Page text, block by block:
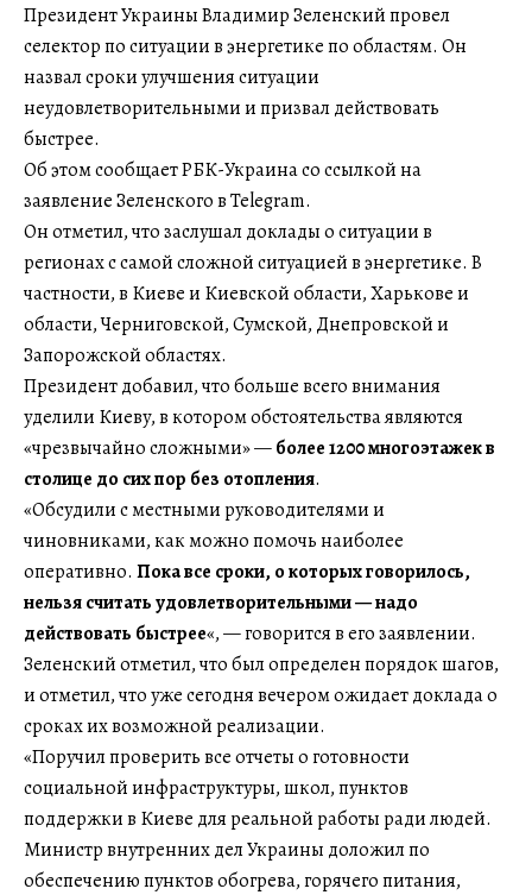
Президент Украины Владимир Зеленский провел
селектор по ситуации в энергетике по областям. Он
назвал сроки улучшения ситуации
неудовлетворительными и призвал действовать
быстрее.
Об этом сообщает РБК-Украина со ссылкой на
заявление Зеленского в Telegram.
Он отметил, что заслушал доклады о ситуации в
регионах с самой сложной ситуацией в энергетике. В
частности, в Киеве и Киевской области, Харькове и
области, Черниговской, Сумской, Днепровской и
Запорожской областях.
Президент добавил, что больше всего внимания
уделили Киеву, в котором обстоятельства являются
«чрезвычайно сложными» —более 1200 многоэтажек в
столице до сих пор без отопления.
«Обсудили с местными руководителями и
чиновниками, как можно помочь наиболее
оперативно. Пока все сроки, о которых говорилось,
нельзя считать удовлетворительными — надо
действовать быстрее«, — говорится в его заявлении.
Зеленский отметил, что был определен порядок шагов,
и отметил, что уже сегодня вечером ожидает доклада о
сроках их возможной реализации.
«Поручил проверить все отчеты о готовности
социальной инфраструктуры, школ, пунктов
поддержки в Киеве для реальной работы ради людей.
Министр внутренних дел Украины доложил по
обеспечению пунктов обогрева, горячего питания,